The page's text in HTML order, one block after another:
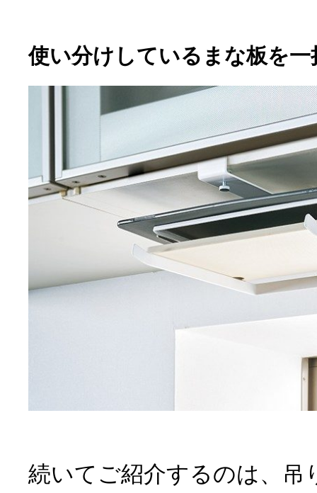
使い分けしているまな板を一
続いてご紹介するのは、吊